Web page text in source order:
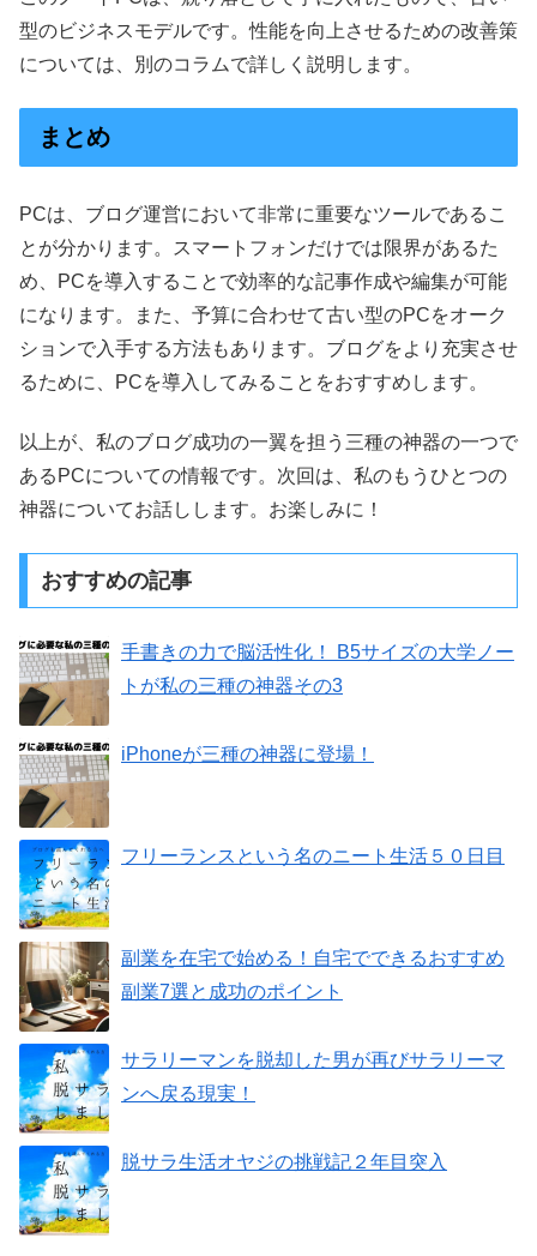
型のビジネスモデルです。性能を向上させるための改善策
については、別のコラムで詳しく説明します。
まとめ
PCは、ブログ運営において非常に重要なツールであるこ
とが分かります。スマートフォンだけでは限界があるた
め、PCを導入することで効率的な記事作成や編集が可能
になります。また、予算に合わせて古い型のPCをオーク
ションで入手する方法もあります。ブログをより充実させ
るために、PCを導入してみることをおすすめします。
以上が、私のブログ成功の一翼を担う三種の神器の一つで
あるPCについての情報です。次回は、私のもうひとつの
神器についてお話しします。お楽しみに！
おすすめの記事
手書きの力で脳活性化！ B5サイズの大学ノー
トが私の三種の神器その3
iPhoneが三種の神器に登場！
フリーランスという名のニート生活５０日目
副業を在宅で始める！自宅でできるおすすめ
副業7選と成功のポイント
サラリーマンを脱却した男が再びサラリーマ
ンへ戻る現実！
脱サラ生活オヤジの挑戦記２年目突入